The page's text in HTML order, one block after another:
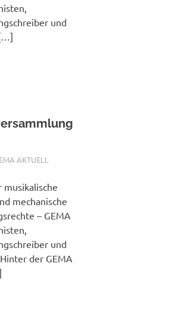
und
AKTUELL
musikalische
mechanische
– GEMA
und
der GEMA